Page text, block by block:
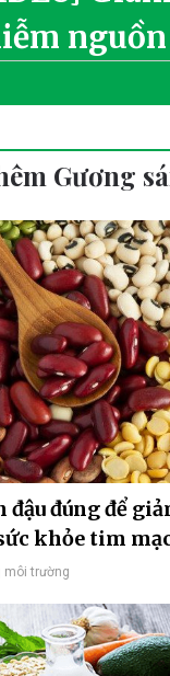
Gương
đậu đúng để
khỏe tim
môi trường